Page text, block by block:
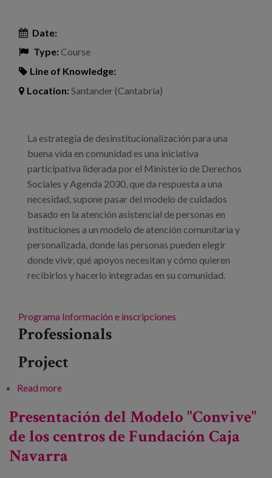
Date:
Type:Course
Line of Knowledge:
Location:Santander (Cantabria)
La estrategia de desinstitucionalización para una
buena vida en comunidad es una iniciativa
participativa liderada por el Ministerio de Derechos
Sociales y Agenda 2030, que da respuesta a una
necesidad, supone pasar del modelo de cuidados
basado en la atención asistencial de personas en
instituciones a un modelo de atención comunitaria y
personalizada, donde las personas pueden elegir
donde vivir, qué apoyos necesitan y cómo quieren
recibirlos y hacerlo integradas en su comunidad.
Programa Información e inscripciones
Professionals
Project
Read moreabout De una vida impuesta a una vida elegida. La
cuidados
Presentación del Modelo "Convive"
de los centros de Fundación Caja
Navarra